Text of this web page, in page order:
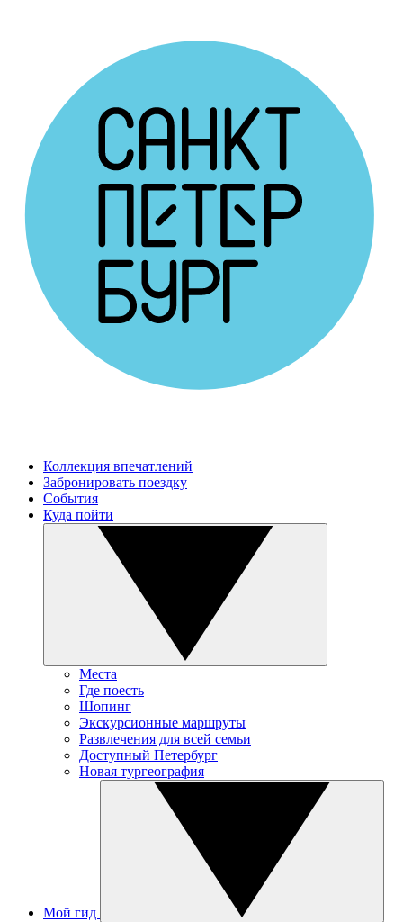
Коллекция впечатлений
Забронировать поездку
События
Куда пойти
Места
Где поесть
Шопинг
Экскурсионные маршруты
Развлечения для всей семьи
Доступный Петербург
Новая тургеография
Мой гид